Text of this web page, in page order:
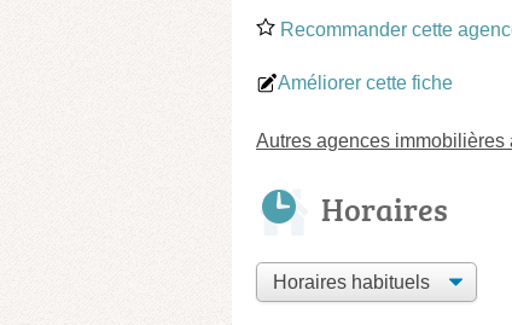
Recommander cette
Améliorer cette fiche
Autres agences immobilières
Horaires